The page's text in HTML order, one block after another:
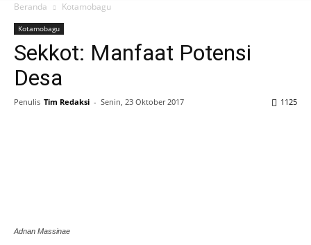
Beranda Kotamobagu
Kotamobagu
Sekkot: Manfaat Potensi
Desa
Penulis Tim Redaksi - Senin, 23 Oktober 2017 1125
Adnan Massinae